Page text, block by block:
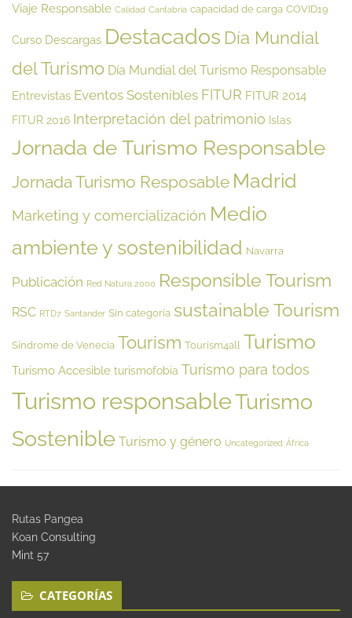
Viaje Responsable Calidad Cantabria capacidad de carga COVID19
Curso Descargas Destacados Día Mundial
del Turismo Día Mundial del Turismo Responsable
Entrevistas Eventos Sostenibles FITUR FITUR 2014
FITUR 2016 Interpretación del patrimonio Islas
Jornada de Turismo Responsable
Jornada Turismo Resposable Madrid
Marketing y comercialización Medio
ambiente y sostenibilidad Navarra
Publicación Red Natura 2000 Responsible Tourism
RSC RTD7 Santander Sin categoría sustainable Tourism
Síndrome de Venecia Tourism Tourism4all Turismo
Turismo Accesible turismofobia Turismo para todos
Turismo responsableTurismo
Sostenible Turismo y género Uncategorized África
Rutas Pangea
Koan Consulting
Mint 57
CATEGORÍAS